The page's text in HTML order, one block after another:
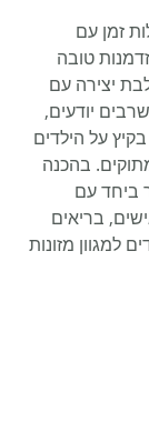
זמן עם
טובה
יצירה עם
יודעים,
על הילדים
בהכנה
ביחד עם
בריאים
למגוון מזונות